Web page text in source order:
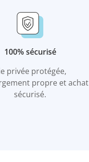
100% sécurisé
privée protégée,
propre et achat
sécurisé.